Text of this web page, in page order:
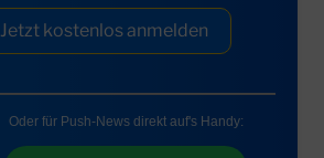
Jetzt kostenlos anmelden
Oder für Push-News direkt auf's Handy: